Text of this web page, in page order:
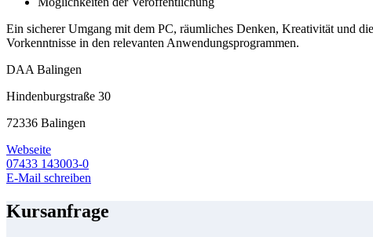
Ein sicherer Umgang mit dem PC, räumliches Denken, Kreativität und
Vorkenntnisse in den relevanten Anwendungsprogrammen.
DAA Balingen
Hindenburgstraße 30
72336 Balingen
Webseite
07433 143003-0
E-Mail schreiben
Kursanfrage